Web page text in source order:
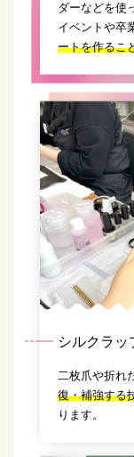
ダーなどを使
イベントや卒
ートを作るこ
シルクラッ
二枚爪や折れ
復・補強する
ります。